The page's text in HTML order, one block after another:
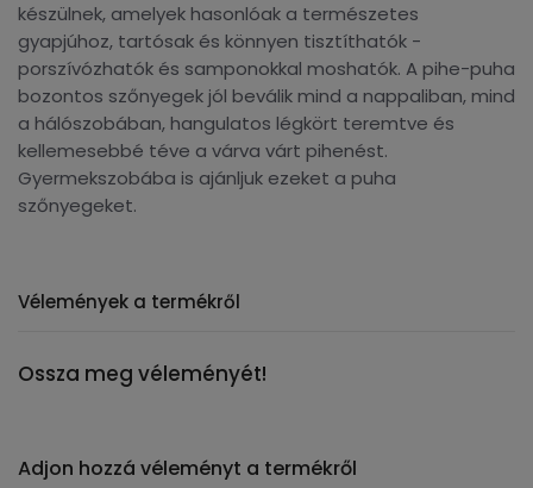
készülnek, amelyek hasonlóak a természetes
gyapjúhoz, tartósak és könnyen tisztíthatók -
porszívózhatók és samponokkal moshatók. A pihe-puha
bozontos szőnyegek jól beválik mind a nappaliban, mind
a hálószobában, hangulatos légkört teremtve és
kellemesebbé téve a várva várt pihenést.
Gyermekszobába is ajánljuk ezeket a puha
szőnyegeket.
Vélemények a termékről
Ossza meg véleményét!
Adjon hozzá véleményt a termékről